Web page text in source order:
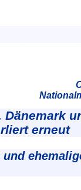
Dänemark
erneut